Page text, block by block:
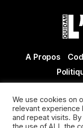
A Propos
Actualité Agen -
We use cookies on
relevant experience
and repeat visits. By